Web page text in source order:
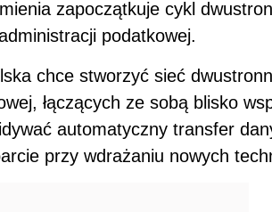
zapoczątkuje cykl
podatkowej.
chce stworzyć sieć
łączących ze sobą blisko
automatyczny transfer
przy wdrażaniu nowych